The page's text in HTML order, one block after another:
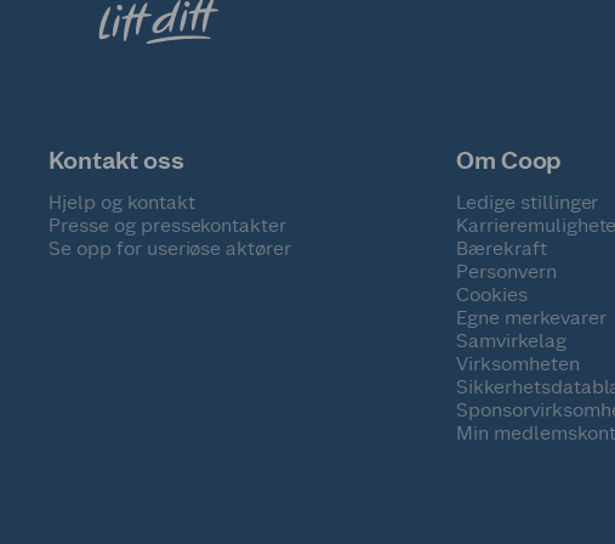
Kontakt oss
Hjelp og kontakt
Presse og pressekontakter
Se opp for useriøse aktører
Om Coop
Ledige stillinger
Bærekraft
Personvern
Cookies
Egne merkevarer
Samvirkelag
Virksomheten
Min